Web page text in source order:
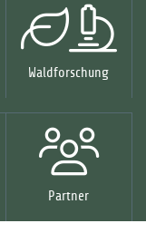
Waldforschung
Partner